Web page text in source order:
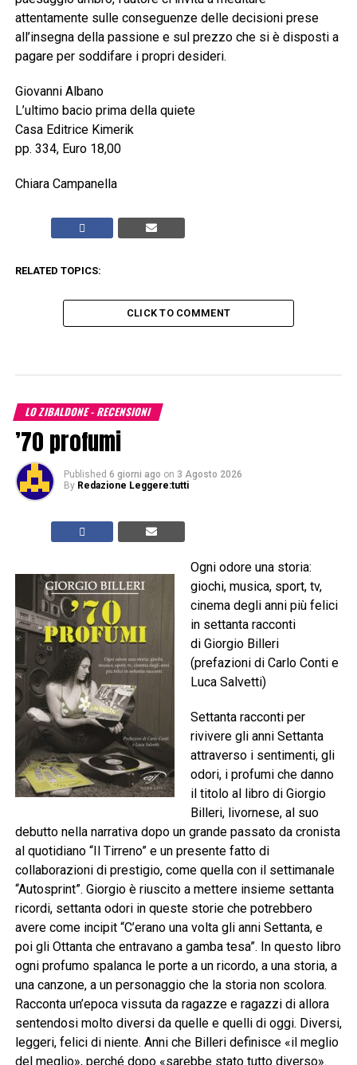
attentamente sulle conseguenze delle decisioni prese
all’insegna della passione e sul prezzo che si è disposti a
pagare per soddifare i propri desideri.
Giovanni Albano
L’ultimo bacio prima della quiete
Casa Editrice Kimerik
pp. 334, Euro 18,00
Chiara Campanella
RELATED TOPICS:
CLICK TO COMMENT
LO ZIBALDONE - RECENSIONI
’70 profumi
Published 6 giorni ago on 3 Agosto 2026
By Redazione Leggere:tutti
Ogni odore una storia:
giochi, musica, sport, tv,
cinema degli anni più felici
in settanta racconti
di Giorgio Billeri
(prefazioni di Carlo Conti e
Luca Salvetti)
Settanta racconti per
rivivere gli anni Settanta
attraverso i sentimenti, gli
odori, i profumi che danno
il titolo al libro di Giorgio
Billeri, livornese, al suo
debutto nella narrativa dopo un grande passato da cronista
al quotidiano “Il Tirreno” e un presente fatto di
collaborazioni di prestigio, come quella con il settimanale
“Autosprint”. Giorgio è riuscito a mettere insieme settanta
ricordi, settanta odori in queste storie che potrebbero
avere come incipit “C’erano una volta gli anni Settanta, e
poi gli Ottanta che entravano a gamba tesa”. In questo libro
ogni profumo spalanca le porte a un ricordo, a una storia, a
una canzone, a un personaggio che la storia non scolora.
Racconta un’epoca vissuta da ragazze e ragazzi di allora
sentendosi molto diversi da quelle e quelli di oggi. Diversi,
leggeri, felici di niente. Anni che Billeri definisce «il meglio
del meglio», perché dopo «sarebbe stato tutto diverso».